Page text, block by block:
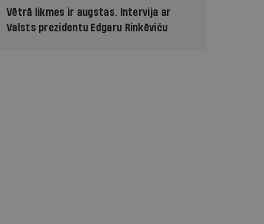
Vētrā likmes ir augstas. Intervija ar
Valsts prezidentu Edgaru Rinkēviču